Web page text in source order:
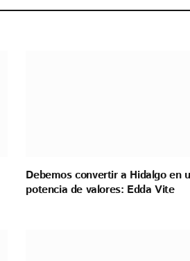
Debemos convertir a Hidalgo en
potencia de valores: Edda Vite